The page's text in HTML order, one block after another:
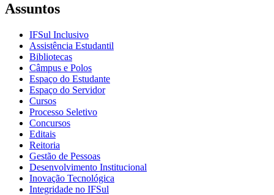
Assuntos
IFSul Inclusivo
Assistência Estudantil
Bibliotecas
Câmpus e Polos
Espaço do Estudante
Espaço do Servidor
Cursos
Processo Seletivo
Concursos
Editais
Reitoria
Gestão de Pessoas
Desenvolvimento Institucional
Inovação Tecnológica
Integridade no IFSul